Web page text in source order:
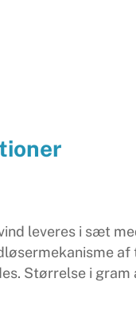
leveres i sæt
Størrelse i